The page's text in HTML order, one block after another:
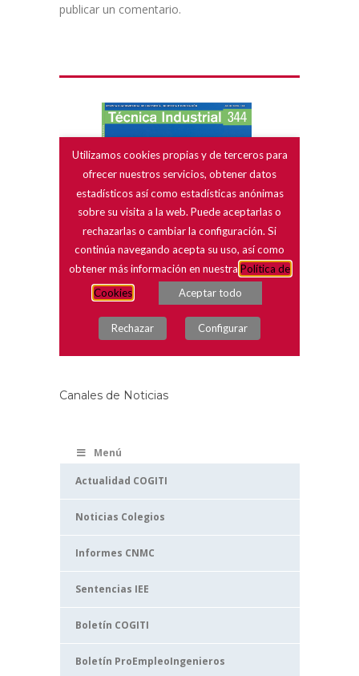
publicar un comentario.
Canales de Noticias
Menú
Actualidad COGITI
Noticias Colegios
Informes CNMC
Sentencias IEE
Boletín COGITI
Boletín ProEmpleoIngenieros